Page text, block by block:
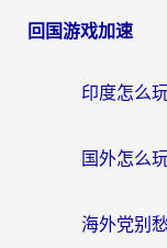
回国游戏加速